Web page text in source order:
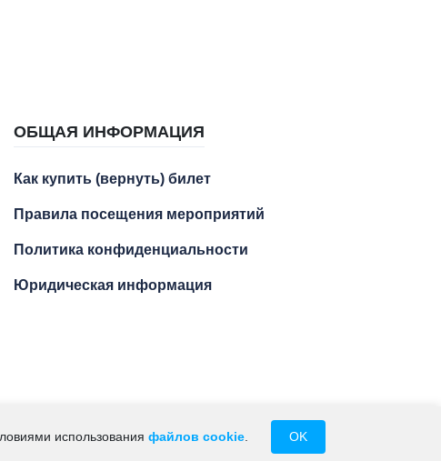
ОБЩАЯ ИНФОРМАЦИЯ
Как купить (вернуть) билет
Правила посещения мероприятий
Политика конфиденциальности
Юридическая информация
М.А. ИНН 234102429256
использования файлов cookie OK